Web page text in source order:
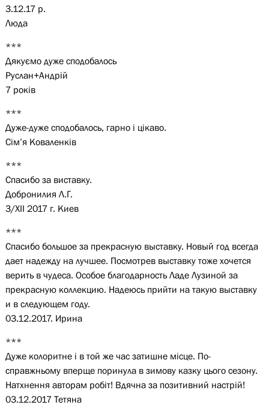
3.12.17 р.
Люда
***
Дякуємо дуже сподобалось
Руслан+Андрій
7 років
***
Дуже-дуже сподобалось, гарно і цікаво.
Сім’я Коваленків
***
Спасибо за виставку.
Добронилия Л.Г.
3/ХІІ 2017 г. Киев
***
Спасибо большое за прекрасную выставку. Новый год всегда
дает надежду на лучшее. Посмотрев выставку тоже хочется
верить в чудеса. Особое благодарность Ладе Лузиной за
прекрасную коллекцию. Надеюсь прийти на такую выставку
и в следующем году.
03.12.2017. Ирина
***
Дуже колоритне і в той же час затишне місце. По-
справжньому вперще поринула в зимову казку цього сезону.
Натхнення авторам робіт! Вдячна за позитивний настрій!
03.12.2017 Тетяна